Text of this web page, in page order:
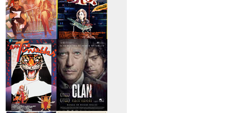
>La ley del deseo
>Qué he hecho yo
para...